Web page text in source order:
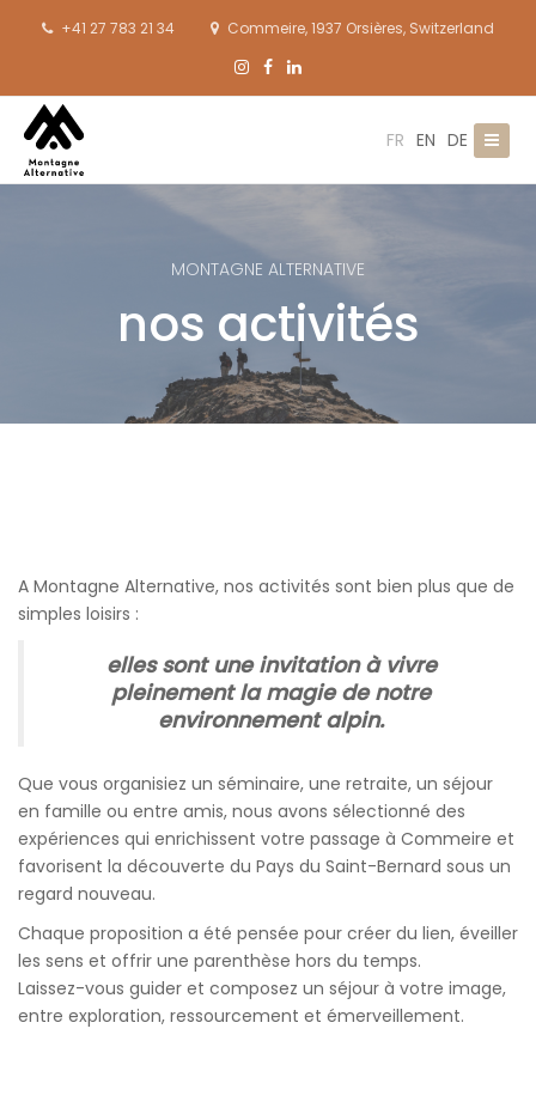
+41 27 783 21 34 Commeire, 1937 Orsières, Switzerland
FR EN DE
MONTAGNE ALTERNATIVE
nos activités
A Montagne Alternative, nos activités sont bien plus que de
simples loisirs :
elles sont une invitation à vivre
pleinement la magie de notre
environnement alpin.
Que vous organisiez un séminaire, une retraite, un séjour
en famille ou entre amis, nous avons sélectionné des
expériences qui enrichissent votre passage à Commeire et
favorisent la découverte du Pays du Saint-Bernard sous un
regard nouveau.
Chaque proposition a été pensée pour créer du lien, éveiller
les sens et offrir une parenthèse hors du temps.
Laissez-vous guider et composez un séjour à votre image,
entre exploration, ressourcement et émerveillement.